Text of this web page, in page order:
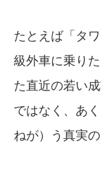
たとえば「タ
級外車に乗り
た直近の若い
ではなく、あ
ねが）う真実の